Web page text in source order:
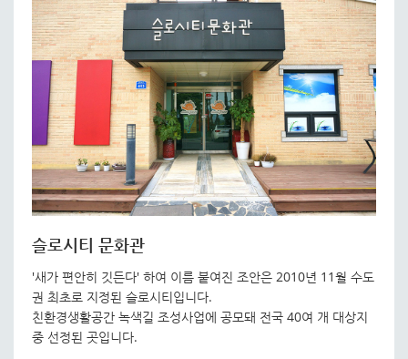
슬로시티 문화관
'새가 편안히 깃든다' 하여 이름 붙여진 조안은 2010년 11월 수도
권 최초로 지정된 슬로시티입니다.
친환경생활공간 녹색길 조성사업에 공모돼 전국 40여 개 대상지
중 선정된 곳입니다.